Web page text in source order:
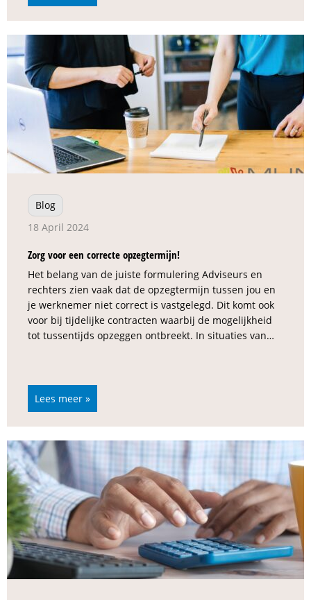
Blog
18 April 2024
Zorg voor een correcte opzegtermijn!
Het belang van de juiste formulering Adviseurs en
rechters zien vaak dat de opzegtermijn tussen jou en
je werknemer niet correct is vastgelegd. Dit komt ook
voor bij tijdelijke contracten waarbij de mogelijkheid
tot tussentijds opzeggen ontbreekt. In situaties van…
Lees meer »